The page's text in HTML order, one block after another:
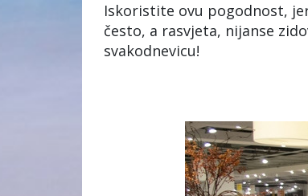
Iskoristite ovu pogodnost,
često, a rasvjeta, nijanse
svakodnevicu!